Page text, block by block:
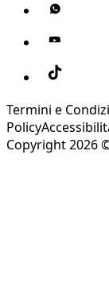
Termini e
Policy
Copyright 2026